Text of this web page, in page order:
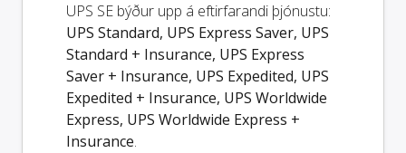
UPS SE býður upp á eftirfarandi þjónustu:
UPS Standard, UPS Express Saver, UPS
Standard + Insurance, UPS Express
Saver + Insurance, UPS Expedited, UPS
Expedited + Insurance, UPS Worldwide
Express, UPS Worldwide Express +
Insurance.